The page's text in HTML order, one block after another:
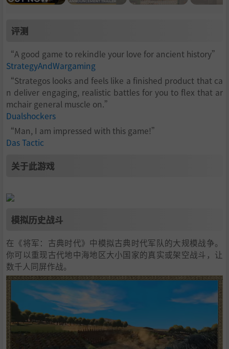
评测
“A good game to rekindle your love for ancient history”
StrategyAndWargaming
“Strategos looks and feels like a finished product that ca
n deliver engaging, realistic battles for you to flex that ar
mchair general muscle on.”
Dualshockers
“Man, I am impressed with this game!”
Das Tactic
关于此游戏
模拟历史战斗
在《将军：古典时代》中模拟古典时代军队的大规模战争。
你可以重现古代地中海地区大小国家的真实或架空战斗，让
数千人同屏作战。